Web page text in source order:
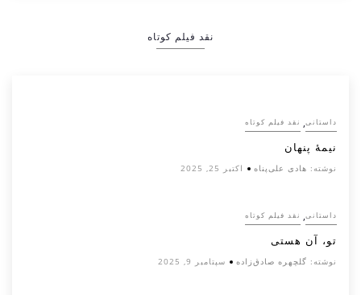
نقد فیلم کوتاه
داستانی, نقد فیلم کوتاه
نیمۀ پنهان
نوشته: هادی علی‌پناه اکتبر 25, 2025
داستانی, نقد فیلم کوتاه
تو، آن هستی
نوشته: گلچهره صادق‌زاده سپتامبر 9, 2025